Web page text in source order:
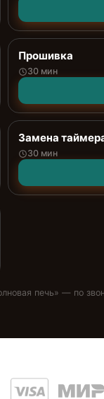
Прошивка
30 мин
Замена
30 мин
печь» — по